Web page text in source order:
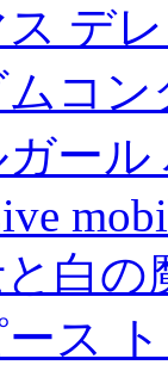
デ
コン
ール
白の
ース